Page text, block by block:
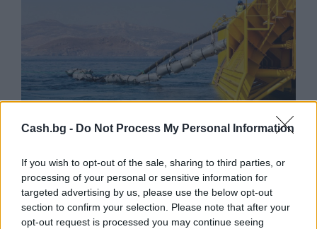
Cash.bg - Do Not Process My Personal Information
If you wish to opt-out of the sale, sharing to third parties, or
processing of your personal or sensitive information for
targeted advertising by us, please use the below opt-out
section to confirm your selection. Please note that after your
opt-out request is processed you may continue seeing
Френска инвестиция активира
изграждането на интерконектора
между Гърция и Кипър
06.08.2026 / 17:06